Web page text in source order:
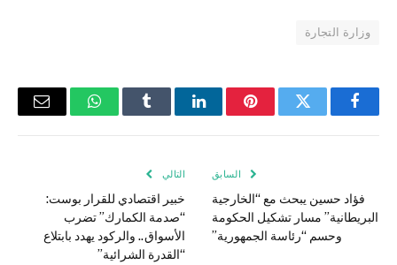
وزارة التجارة
فيسبوكتويتر بينتيريستلينكدإن Tumblr واتسابالبريد
السابق
فؤاد حسين يبحث مع “الخارجية
البريطانية” مسار تشكيل الحكومة
وحسم “رئاسة الجمهورية”
التالي
خبير اقتصادي للقرار بوست:
“صدمة الكمارك” تضرب
الأسواق.. والركود يهدد بابتلاع
“القدرة الشرائية”